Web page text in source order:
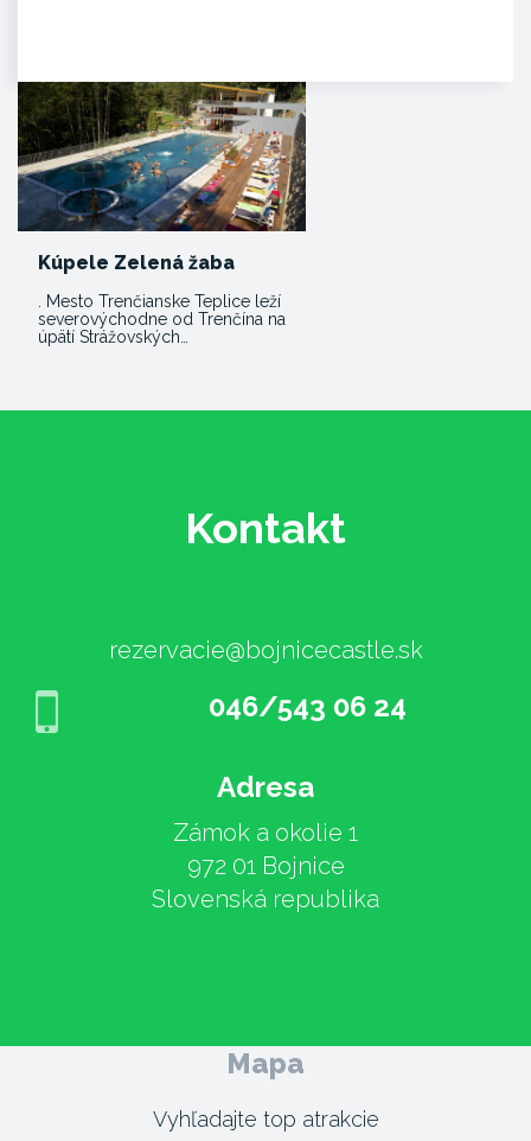
Kúpele Zelená žaba
. Mesto Trenčianske Teplice leží
severovýchodne od Trenčína na
úpätí Strážovských…
Kontakt
rezervacie@bojnicecastle.sk
046/543 06 24
Adresa
Zámok a okolie 1
972 01 Bojnice
Slovenská republika
Mapa
Vyhľadajte top atrakcie